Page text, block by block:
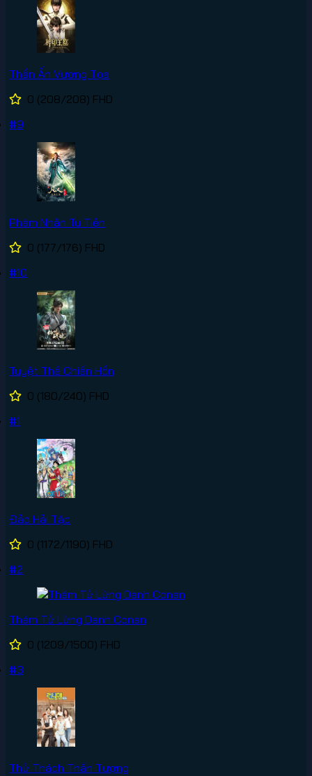
Thần Ấn Vương Tọa
0 (208/208) FHD
#9
Phàm Nhân Tu Tiên
0 (177/176) FHD
#10
Tuyệt Thế Chiến Hồn
0 (180/240) FHD
#1
Đảo Hải Tặc
0 (1172/1190) FHD
#2
Thám Tử Lừng Danh Conan
0 (1209/1500) FHD
#3
Thử Thách Thần Tượng